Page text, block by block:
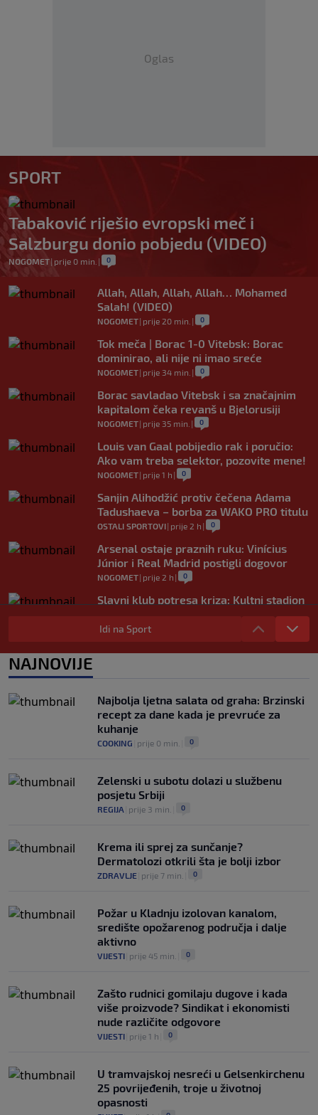
Oglas
SPORT
Tabaković riješio evropski meč i
Salzburgu donio pobjedu (VIDEO)
NOGOMET| prije 0 min. | 0
Allah, Allah, Allah, Allah… Mohamed
Salah! (VIDEO)
NOGOMET| prije 20 min. | 0
Tok meča | Borac 1-0 Vitebsk: Borac
dominirao, ali nije ni imao sreće
NOGOMET| prije 34 min. | 0
Borac savladao Vitebsk i sa značajnim
kapitalom čeka revanš u Bjelorusiji
NOGOMET| prije 35 min. | 0
Louis van Gaal pobijedio rak i poručio:
Ako vam treba selektor, pozovite mene!
NOGOMET| prije 1 h | 0
Sanjin Alihodžić protiv čečena Adama
Tadushaeva – borba za WAKO PRO titulu
OSTALI SPORTOVI| prije 2 h | 0
Arsenal ostaje praznih ruku: Vinícius
Júnior i Real Madrid postigli dogovor
NOGOMET| prije 2 h | 0
Slavni klub potresa kriza: Kultni stadion
u Italiji bit će prazan na početku sezone,
navijači objavili rat upravi
Idi na Sport
NAJNOVIJE
Najbolja ljetna salata od graha: Brzinski
recept za dane kada je prevruće za
kuhanje
COOKING prije 0 min. 0
Zelenski u subotu dolazi u službenu
posjetu Srbiji
REGIJA prije 3 min. 0
Krema ili sprej za sunčanje?
Dermatolozi otkrili šta je bolji izbor
ZDRAVLJE prije 7 min. 0
Požar u Kladnju izolovan kanalom,
središte opožarenog područja i dalje
aktivno
VIJESTI prije 45 min. 0
Zašto rudnici gomilaju dugove i kada
više proizvode? Sindikat i ekonomisti
nude različite odgovore
VIJESTI prije 1 h 0
U tramvajskoj nesreći u Gelsenkirchenu
25 povrijeđenih, troje u životnoj
opasnosti